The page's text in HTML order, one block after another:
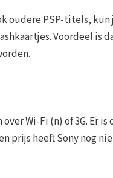
oudere PSP-titels,
Voordeel is
Wi-Fi (n) of 3G. Er is
prijs heeft Sony nog